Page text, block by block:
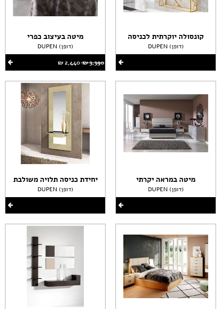
קונסולה יוקרתית לכניסה
DUPEN (דופן)
מיטה במראה יקרתי
DUPEN (דופן)
מיטה בעיצוב כפרי
DUPEN (דופן)
3,390 ‏₪
2,440 ‏₪
יחידת כניסה תלויה משולבת
DUPEN (דופן)